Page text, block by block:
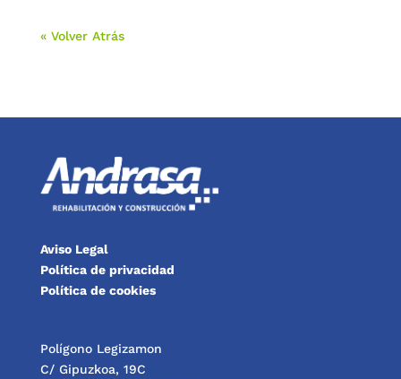
« Volver Atrás
Aviso Legal
Política de privacidad
Política de cookies
Polígono Legizamon
C/ Gipuzkoa, 19C